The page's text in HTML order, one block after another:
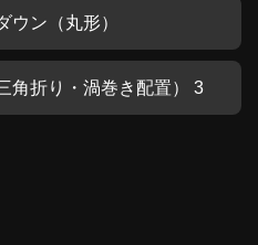
ウン（丸形）
角折り・渦巻き配置） 3